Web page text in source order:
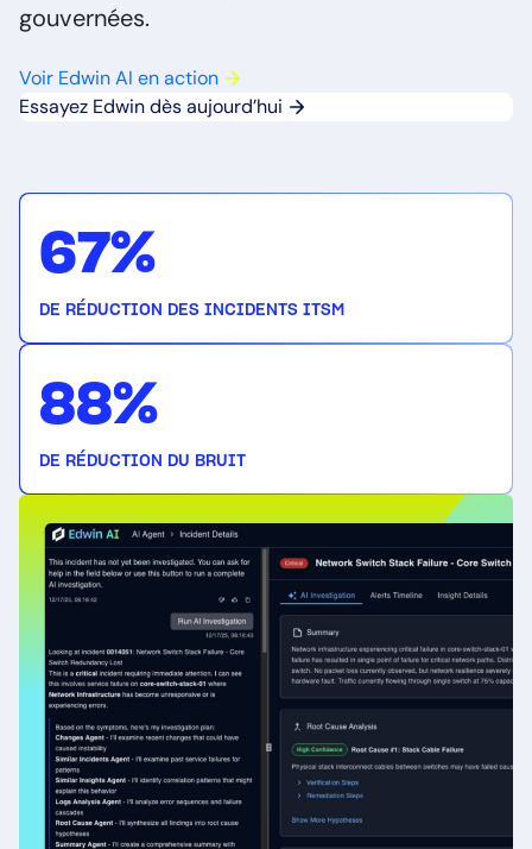
gouvernées.
Voir Edwin AI en action
Essayez Edwin dès aujourd’hui
67%
DE RÉDUCTION DES INCIDENTS ITSM
88%
DE RÉDUCTION DU BRUIT